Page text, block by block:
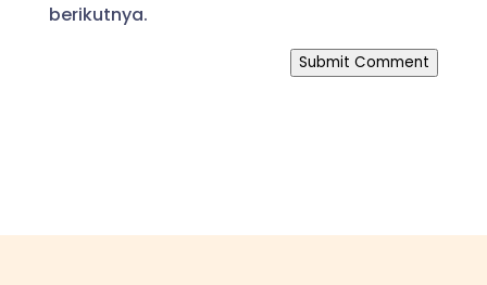
berikutnya.
Submit Comment